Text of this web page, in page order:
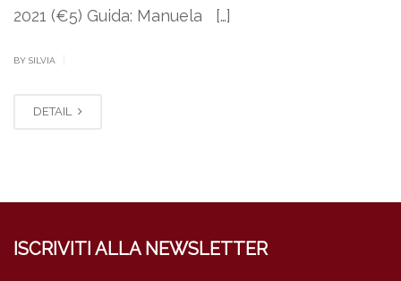
2021 (€5) Guida: Manuela […]
BY SILVIA
DETAIL
ISCRIVITI ALLA NEWSLETTER